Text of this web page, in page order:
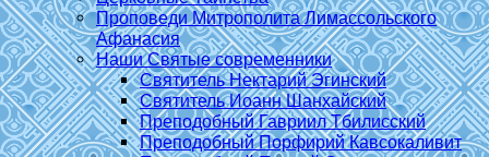
Проповеди Митрополита Лимассольского
Афанасия
Наши Святые современники
Святитель Нектарий Эгинский
Святитель Иоанн Шанхайский
Преподобный Гавриил Тбилисский
Преподобный Порфирий Кавсокаливит